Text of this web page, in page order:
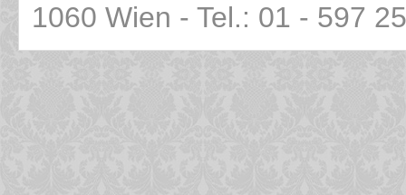
1060 Wien - Tel.: 01 - 597